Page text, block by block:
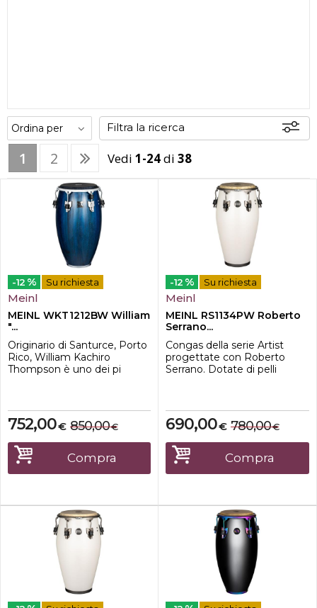
Filtra la ricerca
Offerte Disponibili
1 2 Vedi 1-24di 38
-12 % Su richiesta
Meinl
MEINL WKT1212BW William
"...
Originario di Santurce, Porto
Rico, William Kachiro
Thompson è uno dei pi
Kachiro utilizza tamburi in
grado di coprire un'ampia
variet di situazioni musicali.
All'interno o all'esterno, in un
locale intim...
€
752,00 €
850,00
Compra
-12 % Su richiesta
Meinl
MEINL RS1134PW Roberto
Serrano...
Congas della serie Artist
progettate con Roberto
Serrano. Dotate di pelli
Altezza 30''-Tiranti massicci
da 10 mm-Cerchi SSR 4 mm
rounded-Hardware
Spazzolato Nickelato-Siam
Oak 3 Strati (Hevea
brasiliensis Muell.-Arg.)-P...
€
690,00 €
780,00
Compra